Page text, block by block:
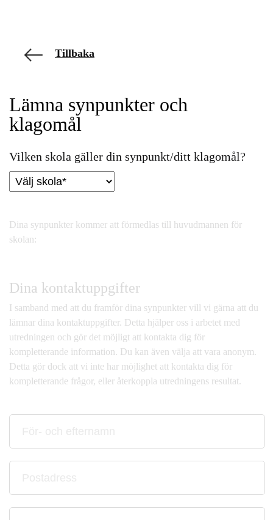
Tillbaka
Lämna synpunkter och
klagomål
Vilken skola gäller din synpunkt/ditt klagomål?
Dina synpunkter kommer att förmedlas till huvudmannen för
skolan:
Dina kontaktuppgifter
I samband med att du framför dina synpunkter vill vi gärna att du
lämnar dina kontaktuppgifter. Detta hjälper oss i arbetet med
utredningen och gör det möjligt att kontakta dig för
kompletterande information. Du kan även välja att vara anonym.
Detta gör dock att vi inte har möjlighet att kontakta dig för
kompletterande frågor, eller återkoppla utredningens resultat.
För-
Postadress
Postnummer